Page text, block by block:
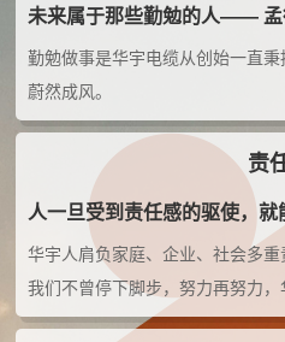
未来属于那些勤勉的人—— 孟
勤勉做事是华宇电缆从创始一直
蔚然成风。
责
人一旦受到责任感的驱使，
华宇人肩负家庭、企业、社会多重
我们不曾停下脚步，努力再努力，